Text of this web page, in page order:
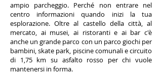
ampio parcheggio. Perché non entrare nel
centro informazioni quando inizi la tua
esplorazione. Oltre al castello della città, al
mercato, ai musei, ai ristoranti e ai bar c'è
anche un grande parco con un parco giochi per
bambini, skate park, piscine comunali e circuito
di 1,75 km su asfalto rosso per chi vuole
mantenersi in forma.